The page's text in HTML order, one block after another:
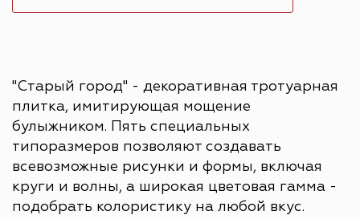
"Старый город" - декоративная тротуарная
плитка, имитирующая мощение
булыжником. Пять специальных
типоразмеров позволяют создавать
всевозможные рисунки и формы, включая
круги и волны, а широкая цветовая гамма -
подобрать колористику на любой вкус.